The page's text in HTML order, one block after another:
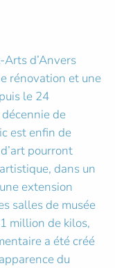
Arts d’Anvers
rénovation et une
le 24
de
est enfin de
pourront
dans un
extension
salles de musée
million de kilos,
a été créé
du